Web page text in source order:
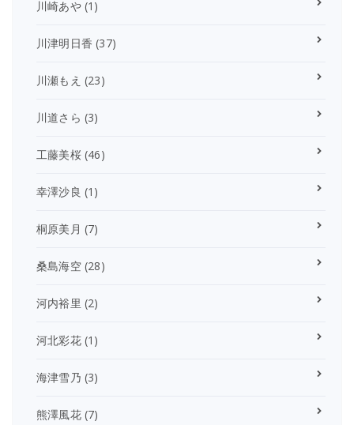
川崎あや(1)
川津明日香 (37)
川瀬もえ (23)
川道さら (3)
工藤美桜(46)
幸澤沙良 (1)
桐原美月 (7)
桑島海空(28)
河内裕里 (2)
河北彩花(1)
海津雪乃 (3)
熊澤風花(7)